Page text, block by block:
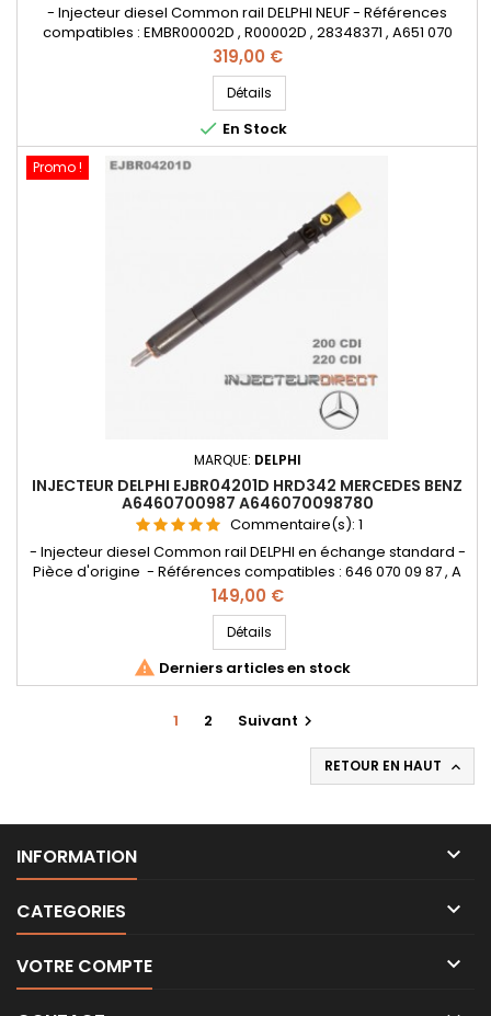
- Injecteur diesel Common rail DELPHI NEUF - Références
compatibles : EMBR00002D , R00002D , 28348371 , A651 070
4987 , A651 070 4987 0005 , A6510700587 , A6510704987,
A65107049870005 , A6510700587 , 6510700587 - Pour
motorisation Mercedes Benz CDI - Pièce d'origine
Prix
319,00 €
Détails
 En Stock
Promo !
MARQUE: DELPHI
INJECTEUR DELPHI EJBR04201D HRD342 MERCEDES BENZ
A6460700987 A646070098780
Commentaire(s): 1
- Injecteur diesel Common rail DELPHI en échange standard -
Pièce d'origine - Références compatibles : 646 070 09 87 , A
646 070 09 87 , A 646 070 09 87 80 , EJBR04201D , R04201D
, 6460700987 , A6460700987 , A646070098780 , HRD342 - Pour
motorisation Mercedes Benz CDI Pièce d'origine
Prix
149,00 €
Détails
 Derniers articles en stock
1 2 Suivant 
RETOUR EN HAUT 
INFORMATION 
CATEGORIES 
VOTRE COMPTE 